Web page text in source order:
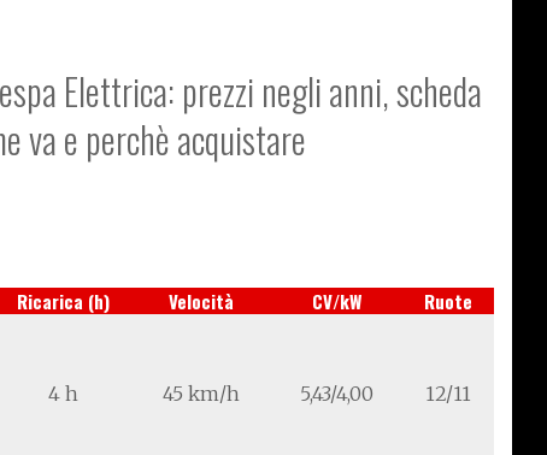
Elettrica: prezzi negli anni, scheda
va e perchè acquistare
Ricarica (h) Velocità CV/kW Ruote
4 h 45 km/h 5,43/4,00 12/11